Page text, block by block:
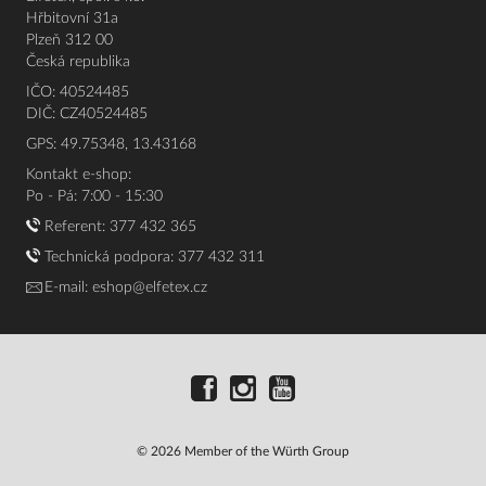
Hřbitovní 31a
Plzeň 312 00
Česká republika
IČO: 40524485
DIČ: CZ40524485
GPS: 49.75348, 13.43168
Kontakt e-shop:
Po - Pá: 7:00 - 15:30
Referent: 377 432 365
Technická podpora: 377 432 311
E-mail: eshop@elfetex.cz
© 2026 Member of the Würth Group